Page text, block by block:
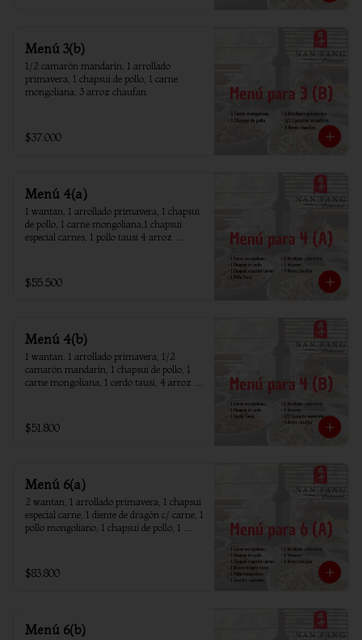
Menú 3(b)
1/2 camarón mandarín, 1 arrollado
primavera, 1 chapsui de pollo, 1 carne
mongoliana, 3 arroz chaufan
$37.000
Menú 4(a)
1 wantan, 1 arrollado primavera, 1 chapsui
de pollo, 1 carne mongoliana,1 chapsui
especial carnes, 1 pollo tausi 4 arroz
$55.500
Menú 4(b)
1 wantan, 1 arrollado primavera, 1/2
camarón mandarín, 1 chapsui de pollo, 1
carne mongoliana, 1 cerdo tausi, 4 arroz
$51.800
Menú 6(a)
2 wantan, 1 arrollado primavera, 1 chapsui
especial carne, 1 diente de dragón c/ carne, 1
pollo mongoliano, 1 chapsui de pollo, 1
$83.800
Menú 6(b)